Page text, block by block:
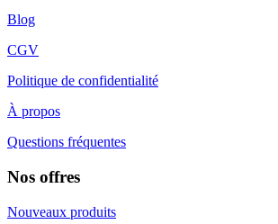
Blog
CGV
Politique de confidentialité
À propos
Questions fréquentes
Nos offres
Nouveaux produits